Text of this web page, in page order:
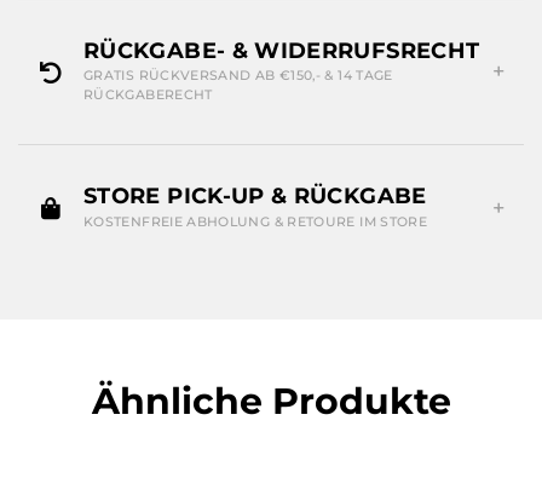
RÜCKGABE- & WIDERRUFSRECHT
GRATIS RÜCKVERSAND AB €150,- & 14 TAGE
RÜCKGABERECHT
STORE PICK-UP & RÜCKGABE
KOSTENFREIE ABHOLUNG & RETOURE IM STORE
Ähnliche Produkte